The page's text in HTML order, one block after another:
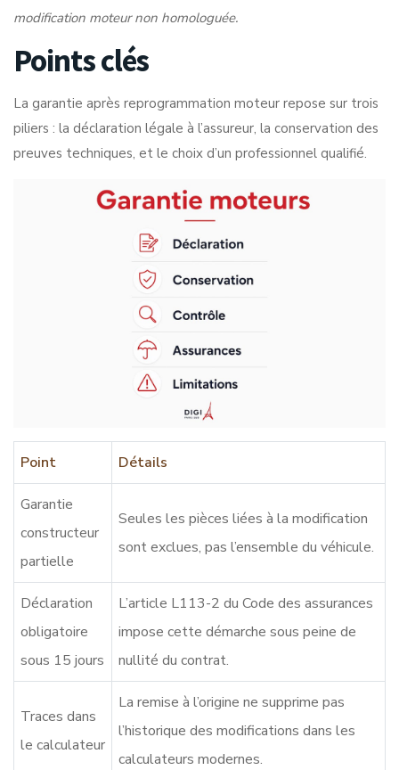
modification moteur non homologuée.
Points clés
La garantie après reprogrammation moteur repose sur trois
piliers : la déclaration légale à l’assureur, la conservation des
preuves techniques, et le choix d’un professionnel qualifié.
Point Détails
Garantie
constructeur
partielle
Seules les pièces liées à la modification
sont exclues, pas l’ensemble du véhicule.
Déclaration
obligatoire
sous 15 jours
L’article L113-2 du Code des assurances
impose cette démarche sous peine de
nullité du contrat.
Traces dans
le calculateur
La remise à l’origine ne supprime pas
l’historique des modifications dans les
calculateurs modernes.